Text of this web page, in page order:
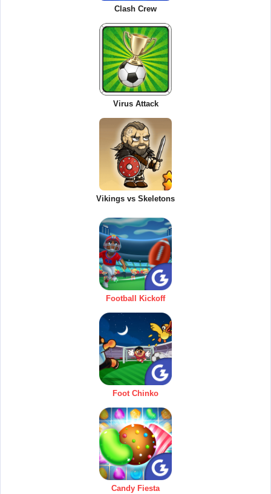
Clash Crew
Virus Attack
Vikings vs Skeletons
Football Kickoff
Foot Chinko
Candy Fiesta